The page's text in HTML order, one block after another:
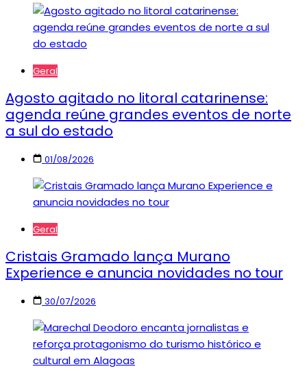
Geral
Agosto agitado no litoral catarinense:
agenda reúne grandes eventos de norte
a sul do estado
01/08/2026
Geral
Cristais Gramado lança Murano
Experience e anuncia novidades no tour
30/07/2026